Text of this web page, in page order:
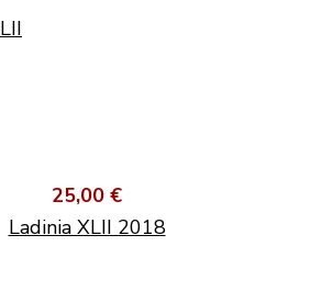
25,00 €
Ladinia XLII 2018